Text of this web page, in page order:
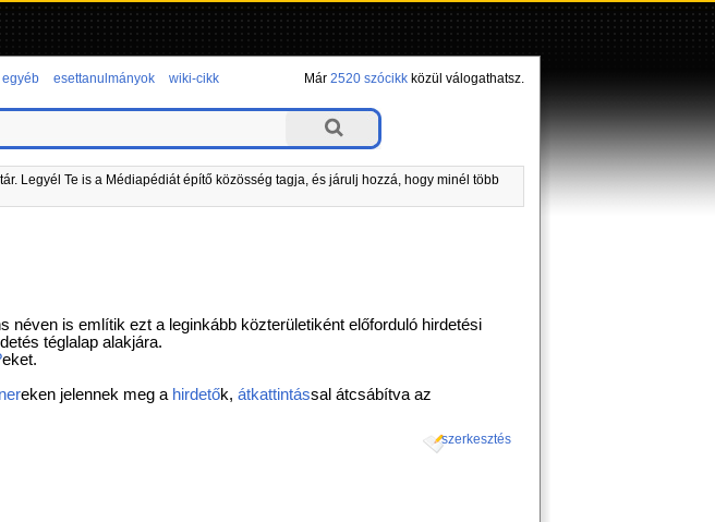
egyéb esettanulmányok wiki-cikk Már 2520 szócikkközül válogathatsz.
Legyél Te is a Médiapédiát építő közösség tagja, és járulj hozzá, hogy minél több
is említik ezt a leginkább közterületiként előforduló hirdetési
téglalap alakjára.
eket.
eken jelennek meg a hirdetők,átkattintással átcsábítva az
szerkesztés